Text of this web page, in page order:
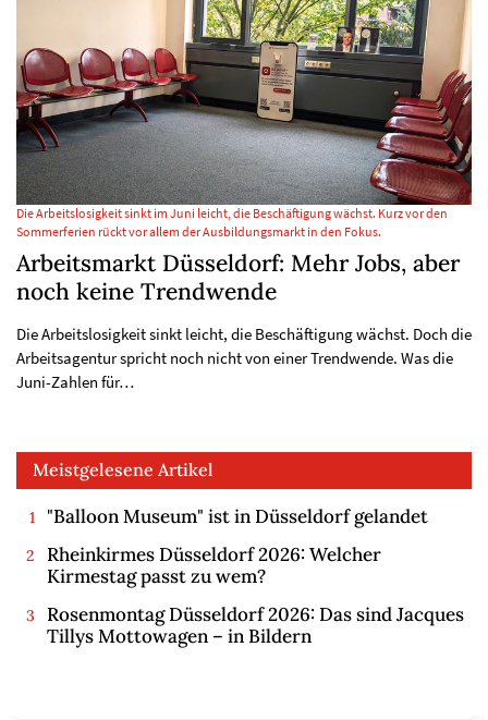
Die Arbeitslosigkeit sinkt im Juni leicht, die Beschäftigung wächst. Kurz vor den
Sommerferien rückt vor allem der Ausbildungsmarkt in den Fokus.
Arbeitsmarkt Düsseldorf: Mehr Jobs, aber
noch keine Trendwende
Die Arbeitslosigkeit sinkt leicht, die Beschäftigung wächst. Doch die
Arbeitsagentur spricht noch nicht von einer Trendwende. Was die
Juni-Zahlen für…
Meistgelesene Artikel
"Balloon Museum" ist in Düsseldorf gelandet
Rheinkirmes Düsseldorf 2026: Welcher
Kirmestag passt zu wem?
Rosenmontag Düsseldorf 2026: Das sind Jacques
Tillys Mottowagen – in Bildern